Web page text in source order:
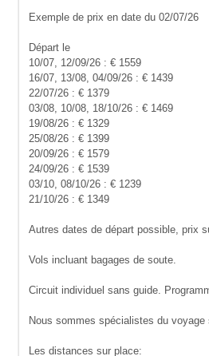
Exemple de prix en date du 02/07/26
Départ le
10/07, 12/09/26 : € 1559
16/07, 13/08, 04/09/26 : € 1439
22/07/26 : € 1379
03/08, 10/08, 18/10/26 : € 1469
19/08/26 : € 1329
25/08/26 : € 1399
20/09/26 : € 1579
24/09/26 : € 1539
03/10, 08/10/26 : € 1239
21/10/26 : € 1349
Autres dates de départ possible, prix
Vols incluant bagages de soute.
Circuit individuel sans guide.
Nous sommes spécialistes du
Les distances sur place: